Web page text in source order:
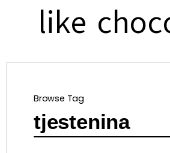
like
Browse Tag
tjestenina